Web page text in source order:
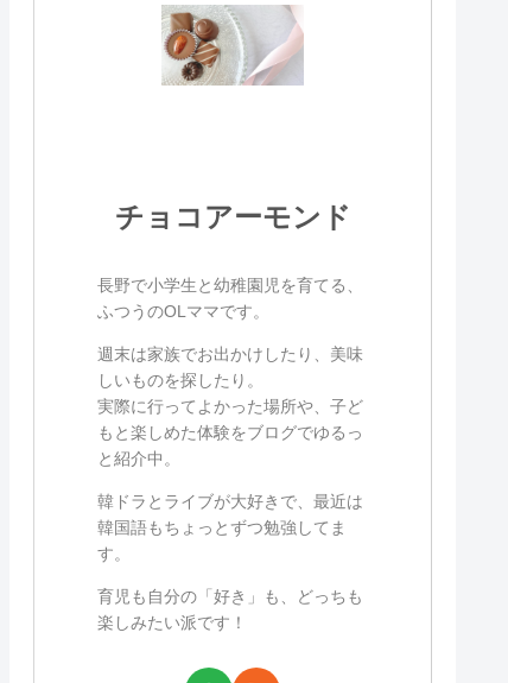
チョコアーモンド
長野で小学生と幼稚園児を育てる、
ふつうのOLママです。
週末は家族でお出かけしたり、美味
しいものを探したり。
実際に行ってよかった場所や、子ど
もと楽しめた体験をブログでゆるっ
と紹介中。
韓ドラとライブが大好きで、最近は
韓国語もちょっとずつ勉強してま
す。
育児も自分の「好き」も、どっちも
楽しみたい派です！